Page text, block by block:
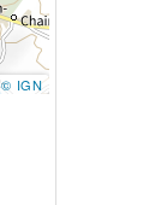
© IGN